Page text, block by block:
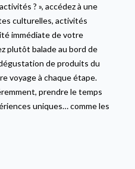
? », accédez à une
culturelles, activités
immédiate de votre
plutôt balade au bord de
de produits du
voyage à chaque étape.
prendre le temps
uniques… comme les